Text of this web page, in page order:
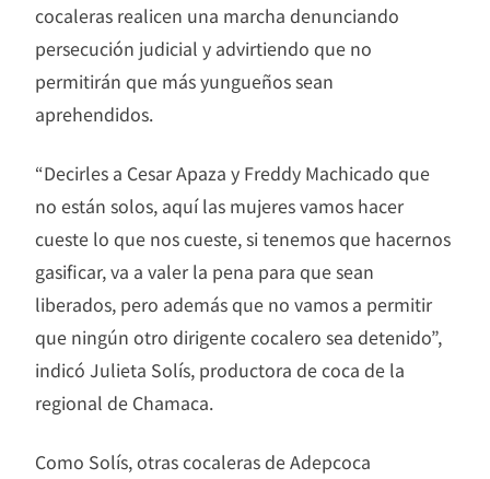
cocaleras realicen una marcha denunciando
persecución judicial y advirtiendo que no
permitirán que más yungueños sean
aprehendidos.
“Decirles a Cesar Apaza y Freddy Machicado que
no están solos, aquí las mujeres vamos hacer
cueste lo que nos cueste, si tenemos que hacernos
gasificar, va a valer la pena para que sean
liberados, pero además que no vamos a permitir
que ningún otro dirigente cocalero sea detenido”,
indicó Julieta Solís, productora de coca de la
regional de Chamaca.
Como Solís, otras cocaleras de Adepcoca